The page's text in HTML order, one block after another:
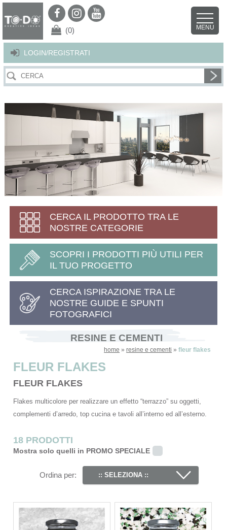
Per offrirti il miglior servizio possibile questo sito utilizza i cookies.
Continuando la navigazione nel sito autorizzi l’uso dei cookies. Per ulteriori
LOGIN/REGISTRATI
(0) MENU
CERCA IL PRODOTTO TRA LE
NOSTRE CATEGORIE
SCOPRI I PRODOTTI PIÙ UTILI PER
IL TUO PROGETTO
CERCA ISPIRAZIONE TRA LE
NOSTRE GUIDE E SPUNTI
FOTOGRAFICI
RESINE E CEMENTI
home »resine e cementi »fleur flakes
FLEUR FLAKES
FLEUR FLAKES
Flakes multicolore per realizzare un effetto “terrazzo” su oggetti,
complementi d’arredo, top cucina e tavoli all’interno ed all’esterno.
18 PRODOTTI
Mostra solo quelli in PROMO SPECIALE
Ordina per: :: SELEZIONA ::